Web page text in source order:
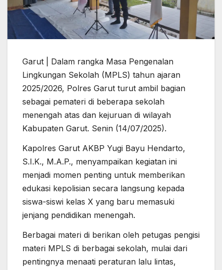
Garut | Dalam rangka Masa Pengenalan
Lingkungan Sekolah (MPLS) tahun ajaran
2025/2026, Polres Garut turut ambil bagian
sebagai pemateri di beberapa sekolah
menengah atas dan kejuruan di wilayah
Kabupaten Garut. Senin (14/07/2025).
Kapolres Garut AKBP Yugi Bayu Hendarto,
S.I.K., M.A.P., menyampaikan kegiatan ini
menjadi momen penting untuk memberikan
edukasi kepolisian secara langsung kepada
siswa-siswi kelas X yang baru memasuki
jenjang pendidikan menengah.
Berbagai materi di berikan oleh petugas pengisi
materi MPLS di berbagai sekolah, mulai dari
pentingnya menaati peraturan lalu lintas,